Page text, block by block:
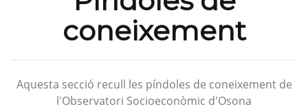
coneixement
Aquesta secció recull les píndoles de coneixement de
l'Observatori Socioeconòmic d'Osona